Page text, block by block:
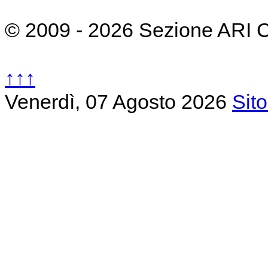
© 2009 - 2026 Sezione ARI
↑↑↑
Venerdì, 07 Agosto 2026